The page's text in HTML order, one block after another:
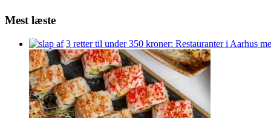
Mest læste
3 retter til under 350 kroner: Restauranter i Aarhus